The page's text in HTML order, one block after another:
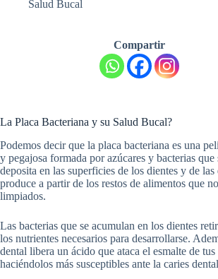
Salud Bucal
Compartir
La Placa Bacteriana y su Salud Bucal?
Podemos decir que la placa bacteriana es una
y pegajosa formada por azúcares y bacterias que
deposita en las superficies de los dientes y de las
produce a partir de los restos de alimentos que
limpiados.
Las bacterias que se acumulan en los dientes
los nutrientes necesarios para desarrollarse.
dental libera un ácido que ataca el esmalte de tus
haciéndolos más susceptibles ante la caries